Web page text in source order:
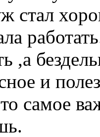
стал
,а
и
самое